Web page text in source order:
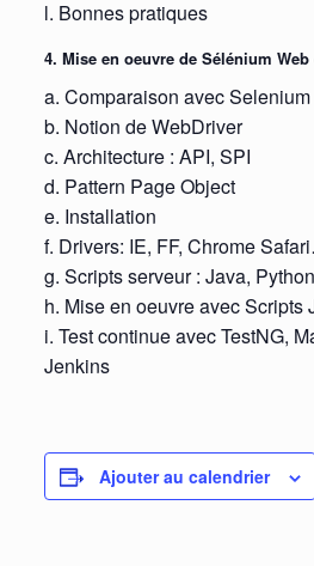
l. Bonnes pratiques
4. Mise en oeuvre de Sélénium
a. Comparaison avec
b. Notion de WebDriver
c. Architecture : API, SPI
d. Pattern Page Object
e. Installation
f. Drivers: IE, FF, Chrome
g. Scripts serveur : Java,
h. Mise en oeuvre avec Scripts
i. Test continue avec TestNG,
Jenkins
Ajouter au calendrier